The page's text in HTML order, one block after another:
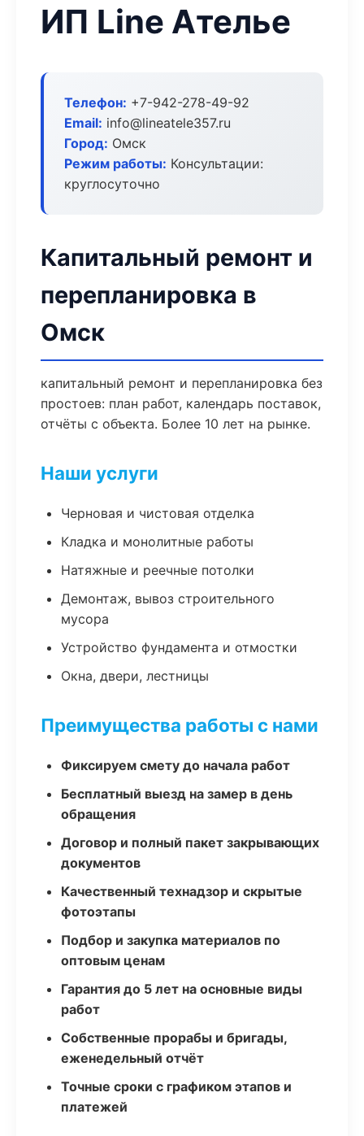
ИП Line Ателье
Телефон: +7-942-278-49-92
Email: info@lineatele357.ru
Город: Омск
Режим работы: Консультации:
круглосуточно
Капитальный ремонт и
перепланировка в
Омск
капитальный ремонт и перепланировка без
простоев: план работ, календарь поставок,
отчёты с объекта. Более 10 лет на рынке.
Наши услуги
Черновая и чистовая отделка
Кладка и монолитные работы
Натяжные и реечные потолки
Демонтаж, вывоз строительного
мусора
Устройство фундамента и отмостки
Окна, двери, лестницы
Преимущества работы с нами
Фиксируем смету до начала работ
Бесплатный выезд на замер в день
обращения
Договор и полный пакет закрывающих
документов
Качественный технадзор и скрытые
фотоэтапы
Подбор и закупка материалов по
оптовым ценам
Гарантия до 5 лет на основные виды
работ
Собственные прорабы и бригады,
еженедельный отчёт
Точные сроки с графиком этапов и
платежей